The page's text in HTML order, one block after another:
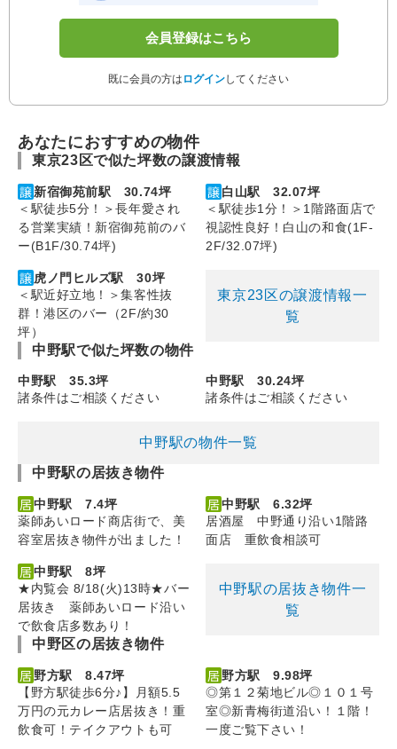
会員登録はこちら
既に会員の方は ログインしてください
あなたにおすすめの物件
東京23区で似た坪数の譲渡情報
新宿御苑前駅 30.74坪
＜駅徒歩5分！＞長年愛され
る営業実績！新宿御苑前のバ
ー(B1F/30.74坪)
白山駅 32.07坪
＜駅徒歩1分！＞1階路面店で
視認性良好！白山の和食(1F-
2F/32.07坪)
虎ノ門ヒルズ駅 30坪
＜駅近好立地！＞集客性抜
群！港区のバー（2F/約30
坪）
東京23区の譲渡情報一
覧
中野駅で似た坪数の物件
中野駅 35.3坪
諸条件はご相談ください
中野駅 30.24坪
諸条件はご相談ください
中野駅の物件一覧
中野駅の居抜き物件
中野駅 7.4坪
薬師あいロード商店街で、美
容室居抜き物件が出ました！
中野駅 6.32坪
居酒屋 中野通り沿い1階路
面店 重飲食相談可
中野駅 8坪
★内覧会 8/18(火)13時★バー
居抜き 薬師あいロード沿い
で飲食店多数あり！
中野駅の居抜き物件一
覧
中野区の居抜き物件
野方駅 8.47坪
【野方駅徒歩6分♪】月額5.5
万円の元カレー店居抜き！重
飲食可！テイクアウトも可
野方駅 9.98坪
◎第１２菊地ビル◎１０１号
室◎新青梅街道沿い！１階！
一度ご覧下さい！